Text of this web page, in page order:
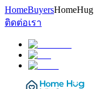
HomeBuyersHomeHug
ติดต่อเรา